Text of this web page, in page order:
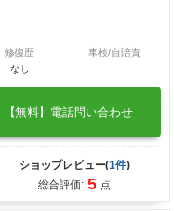
修復歴
なし
車検/自賠責
―
【無料】電話問い合わせ
ショップレビュー(1件)
総合評価: 5 点